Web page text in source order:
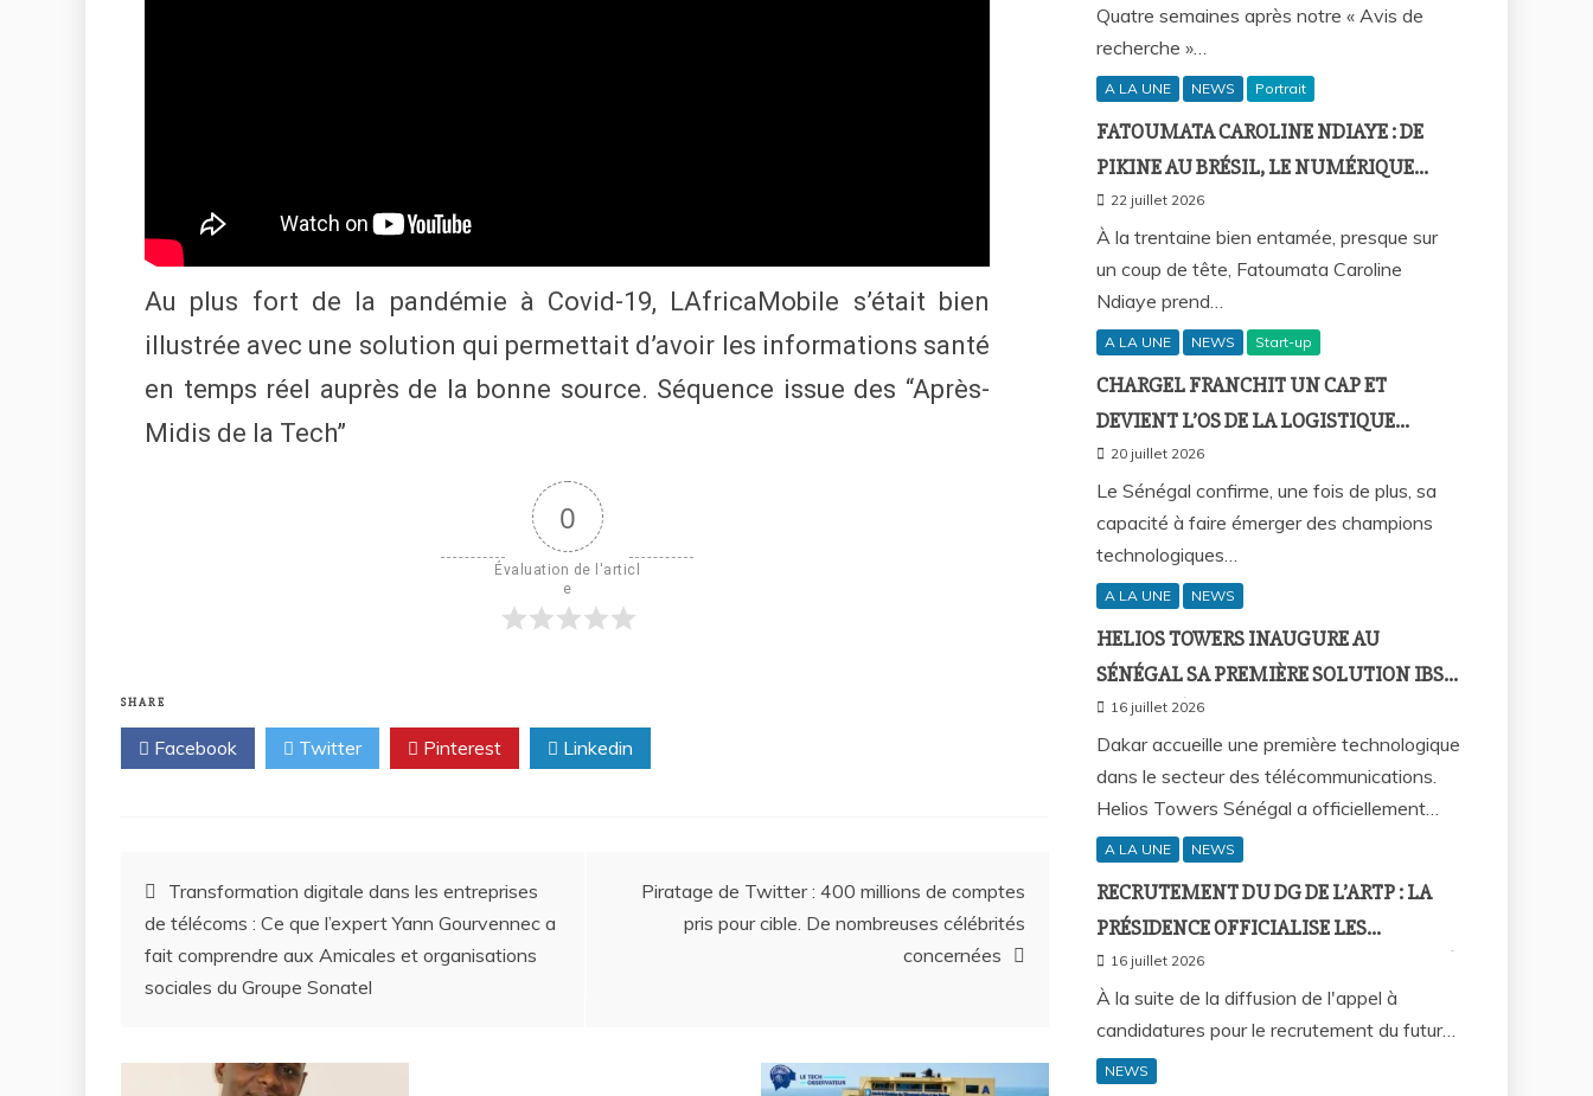
Au plus fort de la pandémie à Covid-19, LAfricaMobile s’était bien
illustrée avec une solution qui permettait d’avoir les informations santé
en temps réel auprès de la bonne source. Séquence issue des “Après-
Midis de la Tech”
0
Évaluation de l'articl
e
SHARE
Facebook Twitter Pinterest Linkedin
Transformation digitale dans les entreprises
de télécoms : Ce que l’expert Yann Gourvennec a
fait comprendre aux Amicales et organisations
sociales du Groupe Sonatel
Piratage de Twitter : 400 millions de comptes
pris pour cible. De nombreuses célébrités
concernées
Quatre semaines après notre « Avis de
recherche »…
A LA UNE NEWS Portrait
FATOUMATA CAROLINE NDIAYE : DE
PIKINE AU BRÉSIL, LE NUMÉRIQUE
COMME FIL D’UNE VIE SANS
FRONTIÈRES
22 juillet 2026
À la trentaine bien entamée, presque sur
un coup de tête, Fatoumata Caroline
Ndiaye prend…
A LA UNE NEWS Start-up
CHARGEL FRANCHIT UN CAP ET
DEVIENT L’OS DE LA LOGISTIQUE
AFRICAINE
20 juillet 2026
Le Sénégal confirme, une fois de plus, sa
capacité à faire émerger des champions
technologiques…
A LA UNE NEWS
HELIOS TOWERS INAUGURE AU
SÉNÉGAL SA PREMIÈRE SOLUTION IBS
AVEC L’HÔTEL AZALAÏ, NOUVEAU
STANDARD DE LA CONNECTIVITÉ
MOBILE À L’INTÉRIEUR DES
BÂTIMENTS
16 juillet 2026
Dakar accueille une première technologique
dans le secteur des télécommunications.
Helios Towers Sénégal a officiellement…
A LA UNE NEWS
RECRUTEMENT DU DG DE L’ARTP : LA
PRÉSIDENCE OFFICIALISE LES
PRINCIPES QUI FONDENT LE RECOURS À
L’APPEL À CANDIDATURES
16 juillet 2026
À la suite de la diffusion de l'appel à
candidatures pour le recrutement du futur…
NEWS